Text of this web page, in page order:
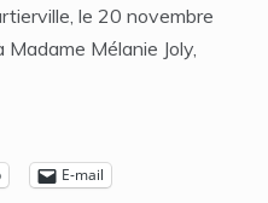
le 20 novembre
Mélanie Joly,
E-mail